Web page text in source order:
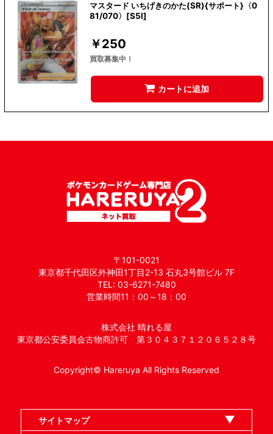
マスタード いちげきのかた(SR){サポート}〈0
81/070〉[S5I]
￥250
買取募集中！
カートに追加
〒101-0021
東京都千代田区外神田1丁目2-13 石丸3号館ビル 7F
TEL: 03-6271-7480
営業時間11：00～18：00
株式会社 晴れる屋
東京都公安委員会古物商許可 第３０４３７１２０６５２８号
Copyright© Hareruya All Rights Reserved
サイトマップ